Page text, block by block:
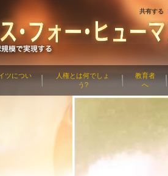
共有する
ツについ
人権とは何でしょ
う?
教育者
へ